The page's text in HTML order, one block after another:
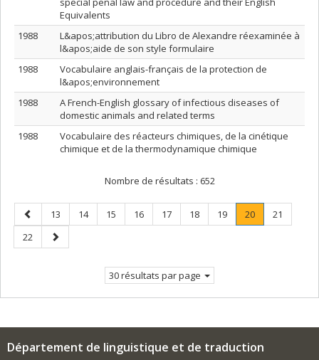
Equivalents
1988
L&apos;attribution du Libro de Alexandre réexaminée à
l&apos;aide de son style formulaire
1988
Vocabulaire anglais-français de la protection de
l&apos;environnement
1988
A French-English glossary of infectious diseases of
domestic animals and related terms
1988
Vocabulaire des réacteurs chimiques, de la cinétique
chimique et de la thermodynamique chimique
Nombre de résultats : 652
Page
précédente
Page
13 Page
14 Page
15 Page
16 Page
17 Page
18 Page
19 Page
20.
Page
Page
21
Page
22
Page
suivante
30 résultats par page
Département de linguistique et de traduction